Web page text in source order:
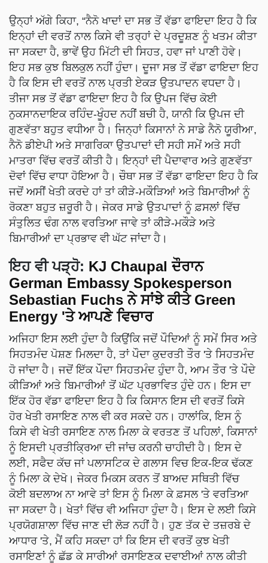
ਉਨ੍ਹਾਂ ਅੱਗੇ ਕਿਹਾ, “ਨੈਨੋ ਖਾਦਾਂ ਦਾ ਸਭ ਤੋਂ ਵੱਡਾ ਫਾਇਦਾ ਇਹ ਹੈ ਕਿ
ਇਨ੍ਹਾਂ ਦੀ ਵਰਤੋਂ ਨਾਲ ਕਿਸੇ ਵੀ ਤਰ੍ਹਾਂ ਦੇ ਪ੍ਰਦੂਸ਼ਣ ਨੂੰ ਖਤਮ ਕੀਤਾ
ਜਾ ਸਕਦਾ ਹੈ, ਭਾਵੇਂ ਉਹ ਮਿੱਟੀ ਦੀ ਸਿਹਤ, ਹਵਾ ਜਾਂ ਪਾਣੀ ਹੋਵੇ।
ਇਹ ਸਭ ਕੁਝ ਬਿਲਕੁਲ ਨਹੀਂ ਹੁੰਦਾ। ਦੂਜਾ ਸਭ ਤੋਂ ਵੱਡਾ ਫਾਇਦਾ ਇਹ
ਹੈ ਕਿ ਇਸ ਦੀ ਵਰਤੋਂ ਨਾਲ ਪ੍ਰਤੀ ਏਕੜ ਉਤਪਾਦਨ ਵਧਦਾ ਹੈ।
ਤੀਜਾ ਸਭ ਤੋਂ ਵੱਡਾ ਫਾਇਦਾ ਇਹ ਹੈ ਕਿ ਉਪਜ ਵਿੱਚ ਕੋਈ
ਨੁਕਸਾਨਦਾਇਕ ਰਹਿੰਦ-ਖੂੰਹਦ ਨਹੀਂ ਬਚੀ ਹੈ, ਯਾਨੀ ਕਿ ਉਪਜ ਦੀ
ਗੁਣਵੱਤਾ ਬਹੁਤ ਵਧੀਆ ਹੈ। ਜਿਨ੍ਹਾਂ ਕਿਸਾਨਾਂ ਨੇ ਸਾਡੇ ਨੈਨੋ ਯੂਰੀਆ,
ਨੈਨੋ ਡੀਏਪੀ ਅਤੇ ਸਾਗਰਿਕਾ ਉਤਪਾਦਾਂ ਦੀ ਸਹੀ ਸਮੇਂ ਅਤੇ ਸਹੀ
ਮਾਤਰਾ ਵਿੱਚ ਵਰਤੋਂ ਕੀਤੀ ਹੈ। ਇਨ੍ਹਾਂ ਦੀ ਪੈਦਾਵਾਰ ਅਤੇ ਗੁਣਵੱਤਾ
ਦੋਵਾਂ ਵਿੱਚ ਵਾਧਾ ਹੋਇਆ ਹੈ। ਚੌਥਾ ਸਭ ਤੋਂ ਵੱਡਾ ਫਾਇਦਾ ਇਹ ਹੈ ਕਿ
ਜਦੋਂ ਅਸੀਂ ਖੇਤੀ ਕਰਦੇ ਹਾਂ ਤਾਂ ਕੀੜੇ-ਮਕੌੜਿਆਂ ਅਤੇ ਬਿਮਾਰੀਆਂ ਨੂੰ
ਰੋਕਣਾ ਬਹੁਤ ਜ਼ਰੂਰੀ ਹੈ। ਜੇਕਰ ਸਾਡੇ ਉਤਪਾਦਾਂ ਨੂੰ ਫ਼ਸਲਾਂ ਵਿੱਚ
ਸੰਤੁਲਿਤ ਢੰਗ ਨਾਲ ਵਰਤਿਆ ਜਾਵੇ ਤਾਂ ਕੀੜੇ-ਮਕੌੜੇ ਅਤੇ
ਬਿਮਾਰੀਆਂ ਦਾ ਪ੍ਰਭਾਵ ਵੀ ਘੱਟ ਜਾਂਦਾ ਹੈ।
ਇਹ ਵੀ ਪੜ੍ਹੋ: KJ Chaupal ਦੌਰਾਨ
German Embassy Spokesperson
Sebastian Fuchs ਨੇ ਸਾਂਝੇ ਕੀਤੇ Green
Energy 'ਤੇ ਆਪਣੇ ਵਿਚਾਰ
ਅਜਿਹਾ ਇਸ ਲਈ ਹੁੰਦਾ ਹੈ ਕਿਉਂਕਿ ਜਦੋਂ ਪੌਦਿਆਂ ਨੂੰ ਸਮੇਂ ਸਿਰ ਅਤੇ
ਸਿਹਤਮੰਦ ਪੋਸ਼ਣ ਮਿਲਦਾ ਹੈ, ਤਾਂ ਪੌਦਾ ਕੁਦਰਤੀ ਤੌਰ 'ਤੇ ਸਿਹਤਮੰਦ
ਹੋ ਜਾਂਦਾ ਹੈ। ਜਦੋਂ ਇੱਕ ਪੌਦਾ ਸਿਹਤਮੰਦ ਹੁੰਦਾ ਹੈ, ਆਮ ਤੌਰ 'ਤੇ ਪੌਦੇ
ਕੀੜਿਆਂ ਅਤੇ ਬਿਮਾਰੀਆਂ ਤੋਂ ਘੱਟ ਪ੍ਰਭਾਵਿਤ ਹੁੰਦੇ ਹਨ। ਇਸ ਦਾ
ਇੱਕ ਹੋਰ ਵੱਡਾ ਫਾਇਦਾ ਇਹ ਹੈ ਕਿ ਕਿਸਾਨ ਇਸ ਦੀ ਵਰਤੋਂ ਕਿਸੇ
ਹੋਰ ਖੇਤੀ ਰਸਾਇਣ ਨਾਲ ਵੀ ਕਰ ਸਕਦੇ ਹਨ। ਹਾਲਾਂਕਿ, ਇਸ ਨੂੰ
ਕਿਸੇ ਵੀ ਖੇਤੀ ਰਸਾਇਣ ਨਾਲ ਮਿਲਾ ਕੇ ਵਰਤਣ ਤੋਂ ਪਹਿਲਾਂ, ਕਿਸਾਨਾਂ
ਨੂੰ ਇਸਦੀ ਪ੍ਰਤੀਕ੍ਰਿਆ ਦੀ ਜਾਂਚ ਕਰਨੀ ਚਾਹੀਦੀ ਹੈ। ਇਸ ਦੇ
ਲਈ, ਸਫੈਦ ਕੱਚ ਜਾਂ ਪਲਾਸਟਿਕ ਦੇ ਗਲਾਸ ਵਿਚ ਇਕ-ਇਕ ਢੱਕਣ
ਨੂੰ ਮਿਲਾ ਕੇ ਦੇਖੋ। ਜੇਕਰ ਮਿਕਸ ਕਰਨ ਤੋਂ ਬਾਅਦ ਸਥਿਤੀ ਵਿੱਚ
ਕੋਈ ਬਦਲਾਅ ਨਾ ਆਵੇ ਤਾਂ ਇਸ ਨੂੰ ਮਿਲਾ ਕੇ ਫ਼ਸਲ 'ਤੇ ਵਰਤਿਆ
ਜਾ ਸਕਦਾ ਹੈ। ਖੇਤਾਂ ਵਿੱਚ ਵੀ ਅਜਿਹਾ ਹੁੰਦਾ ਹੈ। ਇਸ ਦੇ ਲਈ ਕਿਸੇ
ਪ੍ਰਯੋਗਸ਼ਾਲਾ ਵਿੱਚ ਜਾਣ ਦੀ ਲੋੜ ਨਹੀਂ ਹੈ। ਹੁਣ ਤੱਕ ਦੇ ਤਜ਼ਰਬੇ ਦੇ
ਆਧਾਰ 'ਤੇ, ਮੈਂ ਕਹਿ ਸਕਦਾ ਹਾਂ ਕਿ ਇਸ ਦੀ ਵਰਤੋਂ ਕੁਝ ਖੇਤੀ
ਰਸਾਇਣਾਂ ਨੂੰ ਛੱਡ ਕੇ ਸਾਰੀਆਂ ਰਸਾਇਣਕ ਦਵਾਈਆਂ ਨਾਲ ਕੀਤੀ